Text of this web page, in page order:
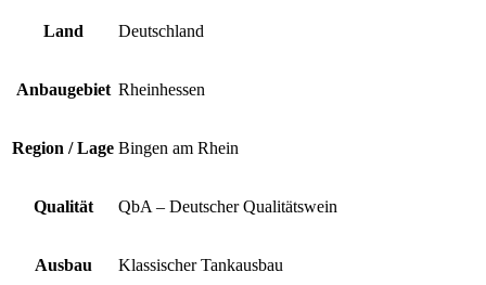
Land Deutschland
Anbaugebiet Rheinhessen
Region / Lage Bingen am Rhein
Qualität QbA – Deutscher Qualitätswein
Ausbau Klassischer Tankausbau